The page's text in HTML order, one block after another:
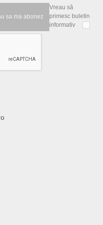
sa ma abonez
Vreau să
primesc buletin
informativ